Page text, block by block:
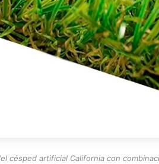
césped artificial California con